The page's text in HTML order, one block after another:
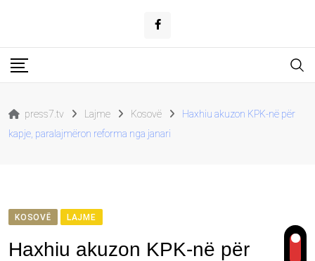
content
press7.tv Lajme Kosovë
Haxhiu akuzon KPK-në për
kapje, paralajmëron reforma nga janari
KOSOVË LAJME
Haxhiu akuzon KPK-në për